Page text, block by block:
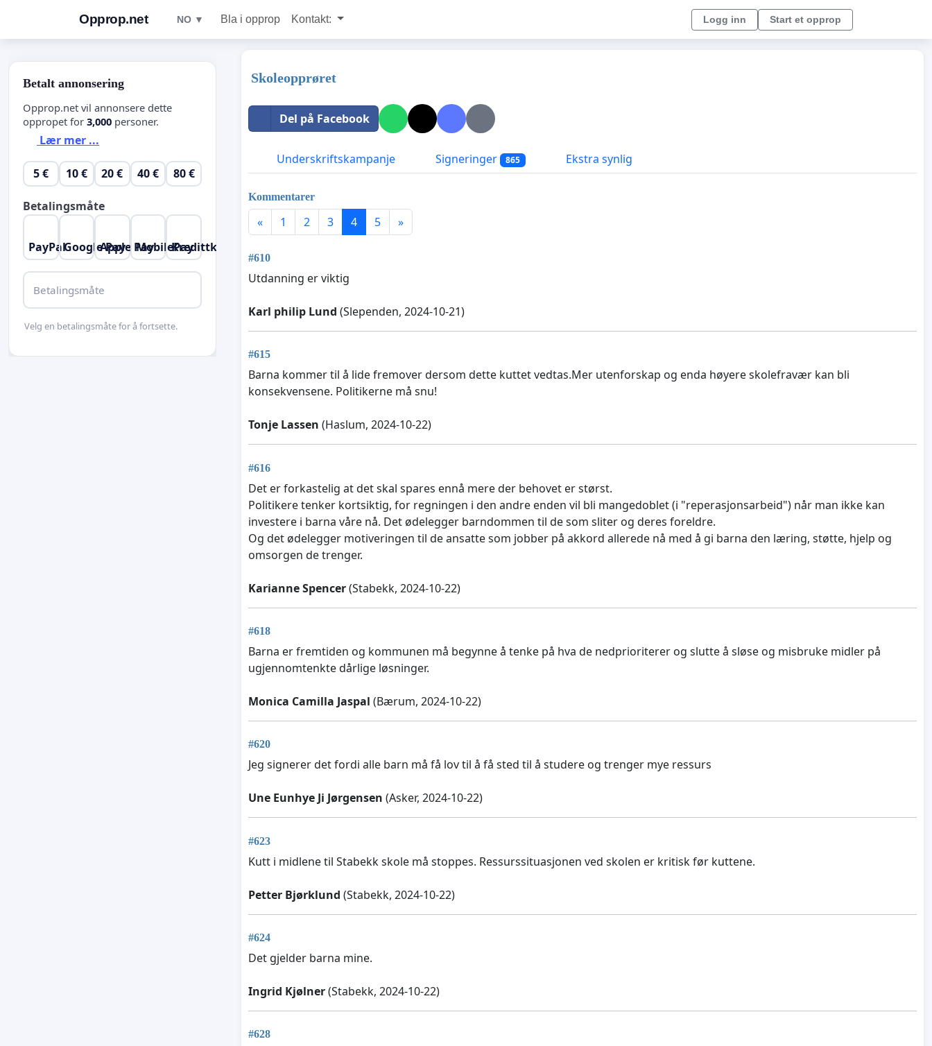
Opprop.net NO ▼ Bla i opprop Kontakt: Logg inn Start et opprop
Skoleopprøret
Del på Facebook
Underskriftskampanje Signeringer 865 Ekstra synlig
Kommentarer
« 1 2 3 4 5 »
#610
Utdanning er viktig
Karl philip Lund (Slependen, 2024-10-21)
#615
Barna kommer til å lide fremover dersom dette kuttet vedtas.Mer utenforskap og enda høyere skolefravær kan bli
konsekvensene. Politikerne må snu!
Tonje Lassen (Haslum, 2024-10-22)
#616
Det er forkastelig at det skal spares ennå mere der behovet er størst.
Politikere tenker kortsiktig, for regningen i den andre enden vil bli mangedoblet (i "reperasjonsarbeid") når man ikke kan
investere i barna våre nå. Det ødelegger barndommen til de som sliter og deres foreldre.
Og det ødelegger motiveringen til de ansatte som jobber på akkord allerede nå med å gi barna den læring, støtte, hjelp og
omsorgen de trenger.
Karianne Spencer(Stabekk, 2024-10-22)
#618
Barna er fremtiden og kommunen må begynne å tenke på hva de nedprioriterer og slutte å sløse og misbruke midler på
ugjennomtenkte dårlige løsninger.
Monica Camilla Jaspal (Bærum, 2024-10-22)
#620
Jeg signerer det fordi alle barn må få lov til å få sted til å studere og trenger mye ressurs
Une Eunhye Ji Jørgensen (Asker, 2024-10-22)
#623
Kutt i midlene til Stabekk skole må stoppes. Ressurssituasjonen ved skolen er kritisk før kuttene.
Petter Bjørklund (Stabekk, 2024-10-22)
#624
Det gjelder barna mine.
Ingrid Kjølner(Stabekk, 2024-10-22)
#628
Betalt annonsering
Opprop.net vil annonsere dette
oppropet for 3,000 personer.
Lær mer ...
5 € 10 € 20 € 40 € 80 €
Betalingsmåte
PayPalGoogle PayApple PayMobilePayKredittkort
Betalingsmåte
Velg en betalingsmåte for å fortsette.